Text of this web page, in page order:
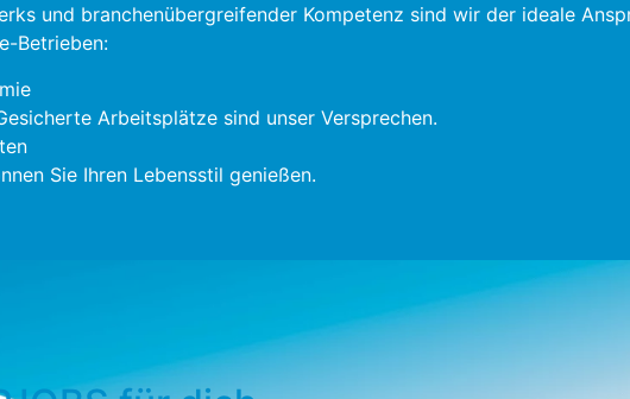
und branchenübergreifender Kompetenz sind wir der ideale
Betrieben:
Arbeitsplätze sind unser Versprechen.
Sie Ihren Lebensstil genießen.